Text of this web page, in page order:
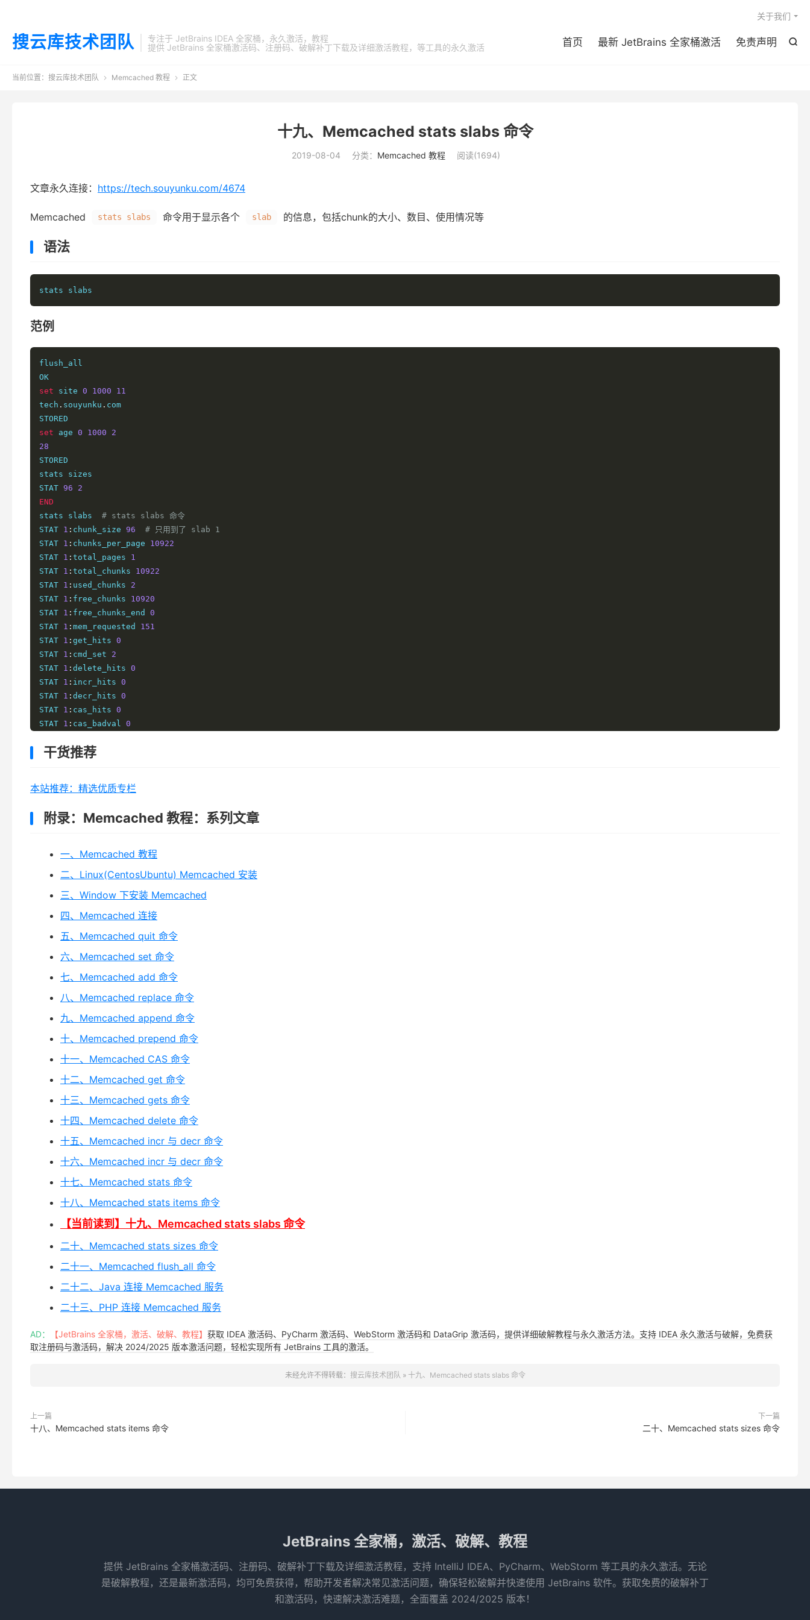
搜云库技术团队
专注于 JetBrains IDEA 全家桶，永久激活，教程
提供 JetBrains 全家桶激活码、注册码、破解补丁下载及详细激活教程，等工具的永久激活

首页 最新 JetBrains 全家桶激活 免责声明
关于我们
当前位置： 搜云库技术团队  Memcached 教程  正文
十九、Memcached stats slabs 命令
2019-08-04 分类： Memcached 教程 阅读(1694)
文章永久连接： https://tech.souyunku.com/4674
Memcached stats slabs 命令用于显示各个 slab 的信息，包括chunk的大小、数目、使用情况等
语法
stats slabs
范例
flush_all
set site 0 1000
11
tech . souyunku . com
set age 0 1000
2
28
STORED
stats sizes
STAT 96
2
END
stats slabs # stats slabs 命令
STAT 1 : chunk_size 96
# 只用到了 slab 1
STAT 1 : chunks_per_page 10922
STAT 1 : total_pages 1
STAT 1 : total_chunks 10922
STAT 1 : used_chunks 2
STAT 1 : free_chunks 10920
STAT 1 : free_chunks_end 0
STAT 1 : mem_requested 151
STAT 1 : get_hits 0
STAT 1 : cmd_set 2
STAT 1 : delete_hits 0
STAT 1 : incr_hits 0
STAT 1 : decr_hits 0
STAT 1 : cas_hits 0
STAT 1 : cas_badval 0
STAT active_slabs
干货推荐
本站推荐：精选优质专栏
附录：Memcached 教程：系列文章
一、Memcached 教程
二、Linux(CentosUbuntu) Memcached 安装
三、Window 下安装 Memcached
四、Memcached 连接
五、Memcached quit 命令
六、Memcached set 命令
七、Memcached add 命令
八、Memcached replace 命令
九、Memcached append 命令
十、Memcached prepend 命令
十一、Memcached CAS 命令
十二、Memcached get 命令
十三、Memcached gets 命令
十四、Memcached delete 命令
十五、Memcached incr 与 decr 命令
十六、Memcached incr 与 decr 命令
十七、Memcached stats 命令
十八、Memcached stats items 命令
【当前读到】十九、Memcached stats slabs 命令
二十、Memcached stats sizes 命令
二十一、Memcached flush_all 命令
二十二、Java 连接 Memcached 服务
二十三、PHP 连接 Memcached 服务
AD： 【JetBrains 全家桶，激活、破解、教程】 获取 IDEA 激活码、PyCharm 激活码、WebStorm 激活码和 DataGrip 激活码，提供详细破解教程与永久激活方法。支持 IDEA 永久激活与破解，免费获
取注册码与激活码，解决 2024/2025 版本激活问题，轻松实现所有 JetBrains 工具的激活。
未经允许不得转载： 搜云库技术团队 » 十九、Memcached stats slabs 命令
上一篇
十八、Memcached stats items 命令
下一篇
二十、Memcached stats sizes 命令
JetBrains 全家桶，激活、破解、教程
提供 JetBrains 全家桶激活码、注册码、破解补丁下载及详细激活教程，支持 IntelliJ IDEA、PyCharm、WebStorm 等工具的永久激活。无论
是破解教程，还是最新激活码，均可免费获得，帮助开发者解决常见激活问题，确保轻松破解并快速使用 JetBrains 软件。获取免费的破解补丁
和激活码，快速解决激活难题，全面覆盖 2024/2025 版本！